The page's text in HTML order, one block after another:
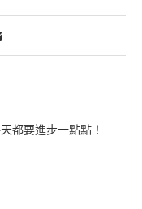
都要進步一點點！